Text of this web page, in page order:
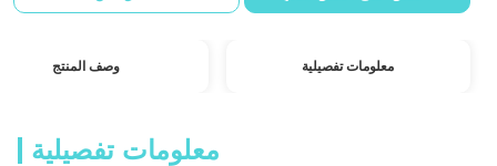
معلومات تفصيلية وصف المنتج
معلومات تفصيلية